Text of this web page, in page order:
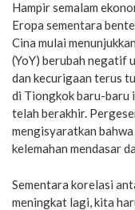
Hampir semalam
Eropa sementara
Cina mulai
(YoY) berubah negatif
dan kecurigaan terus
di Tiongkok baru-baru
telah berakhir.
mengisyaratkan
kelemahan mendasar
Sementara korelasi
meningkat lagi, kita